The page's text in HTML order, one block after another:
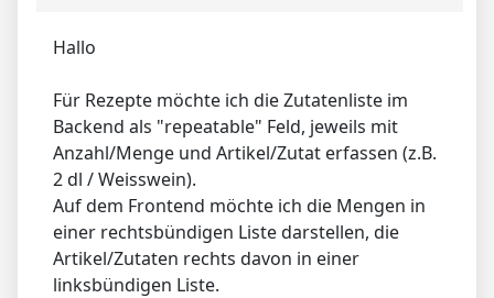
Hallo
Für Rezepte möchte ich die Zutatenliste im
Backend als "repeatable" Feld, jeweils mit
Anzahl/Menge und Artikel/Zutat erfassen (z.B.
2 dl / Weisswein).
Auf dem Frontend möchte ich die Mengen in
einer rechtsbündigen Liste darstellen, die
Artikel/Zutaten rechts davon in einer
linksbündigen Liste.